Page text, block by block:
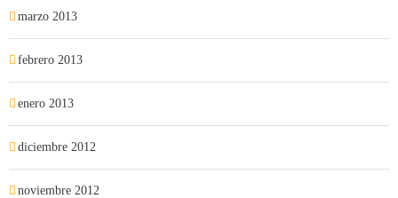
marzo 2013
febrero 2013
enero 2013
diciembre 2012
noviembre 2012